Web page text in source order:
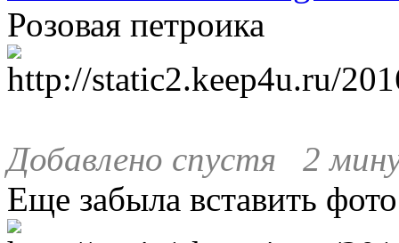
Розовая петроика
Добавлено спустя 2
Еще забыла вставить